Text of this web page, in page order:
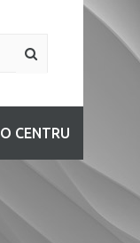
O CENTRU